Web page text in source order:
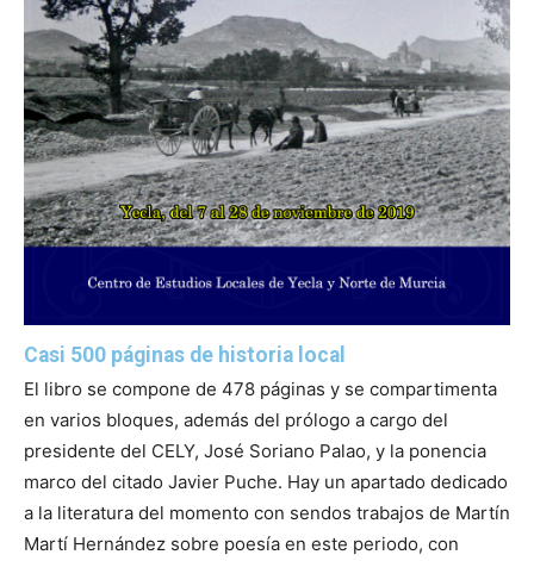
Casi 500 páginas de historia local
El libro se compone de 478 páginas y se compartimenta
en varios bloques, además del prólogo a cargo del
presidente del CELY, José Soriano Palao, y la ponencia
marco del citado Javier Puche. Hay un apartado dedicado
a la literatura del momento con sendos trabajos de Martín
Martí Hernández sobre poesía en este periodo, con